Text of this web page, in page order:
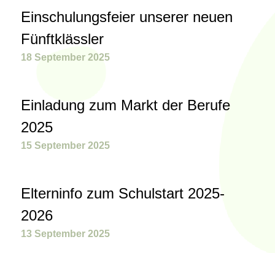
Einschulungsfeier unserer neuen
Fünftklässler
18 September 2025
Einladung zum Markt der Berufe
2025
15 September 2025
Elterninfo zum Schulstart 2025-
2026
13 September 2025